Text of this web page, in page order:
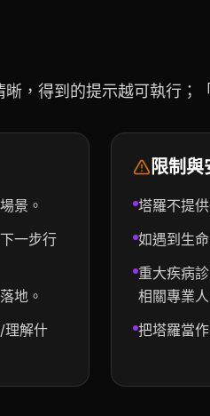
，得到的提示越可執行；
景。
一步行
地。
理解什
限制
塔羅不提
如遇到生
重大疾病
相關專業人
把塔羅當